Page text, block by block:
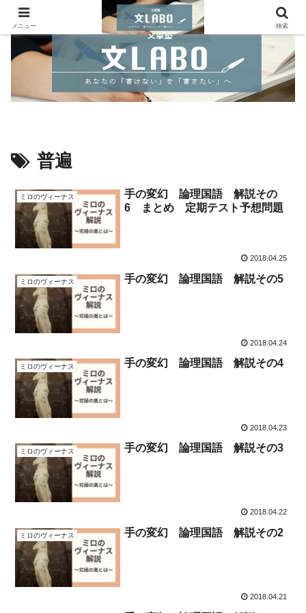
普遍
ミロのヴィーナス
手の変幻 論理国語 解説その
6 まとめ 定期テスト予想問題
2018.04.25
ミロのヴィーナス 手の変幻 論理国語 解説その5
2018.04.24
ミロのヴィーナス 手の変幻 論理国語 解説その4
2018.04.23
ミロのヴィーナス 手の変幻 論理国語 解説その3
2018.04.22
ミロのヴィーナス 手の変幻 論理国語 解説その2
2018.04.21
メニュー 検索